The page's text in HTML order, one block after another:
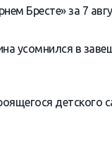
Бресте» за 7
усомнился в